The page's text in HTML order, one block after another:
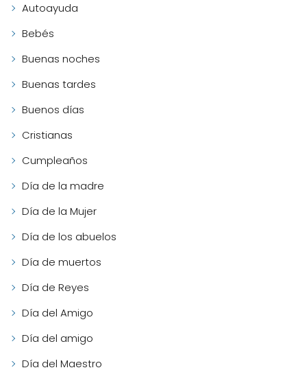
Autoayuda
Bebés
Buenas noches
Buenas tardes
Buenos días
Cristianas
Cumpleaños
Día de la madre
Día de la Mujer
Día de los abuelos
Día de muertos
Día de Reyes
Día del Amigo
Día del amigo
Día del Maestro